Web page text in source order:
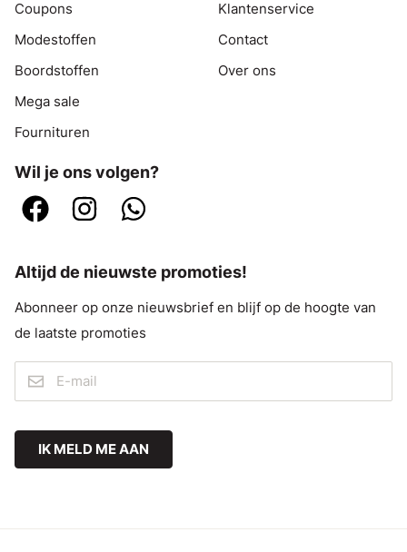
Coupons
Modestoffen
Boordstoffen
Mega sale
Fournituren
Klantenservice
Contact
Over ons
Wil je ons volgen?
Altijd de nieuwste promoties!
Abonneer op onze nieuwsbrief en blijf op de hoogte van
de laatste promoties
IK MELD ME AAN